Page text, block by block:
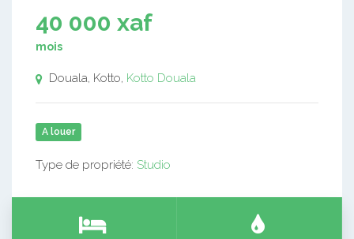
40 000 xaf
mois
Douala, Kotto, Kotto Douala
A louer
Type de propriété: Studio